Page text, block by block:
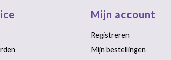
Mijn account
Registreren
Mijn bestellingen